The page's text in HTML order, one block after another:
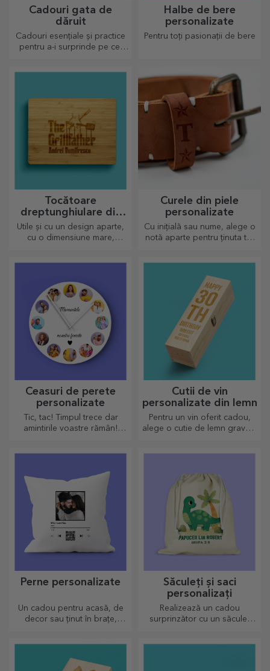
Cadouri gata de
dăruit
Cadouri esențiale și practice
pentru a-i surprinde pe cei
Halbe de bere
personalizate
Pentru toți pasionații de bere
Tocătoare
dreptunghiulare din
bambus
Utile și cu un design aparte,
cu o dimensiune mare,
în bucătărie.
Curele din piele
personalizate
Cu inițială sau nume, alege o
notă aparte pentru ținuta ta!
Ceasuri de perete
personalizate
Tic, tac! Timpul trece dar
amintirile voastre rămân!
Cutii de vin
personalizate din lemn
Pentru un vin oferit cadou,
alege o cutie de lemn gravată
Perne personalizate
Un cadou pentru acasă, de
decor sau ținut în brațe,
Săculeți și saci
personalizați
Realizează un cadou
surprinzător cu un săculeț